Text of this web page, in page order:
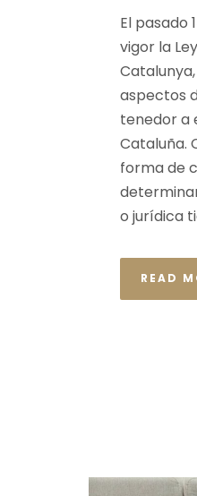
El pasado
vigor la
aspectos
tenedor a
Cataluña.
forma de
o jurídica
READ